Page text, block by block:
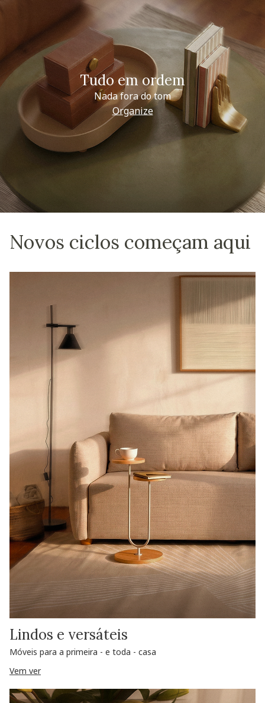
Tudo em ordem
Nada fora do tom
Organize
Novos ciclos começam aqui
Lindos e versáteis
Móveis para a primeira - e toda - casa
Vem ver